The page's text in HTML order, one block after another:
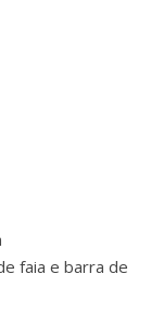
faia e barra de